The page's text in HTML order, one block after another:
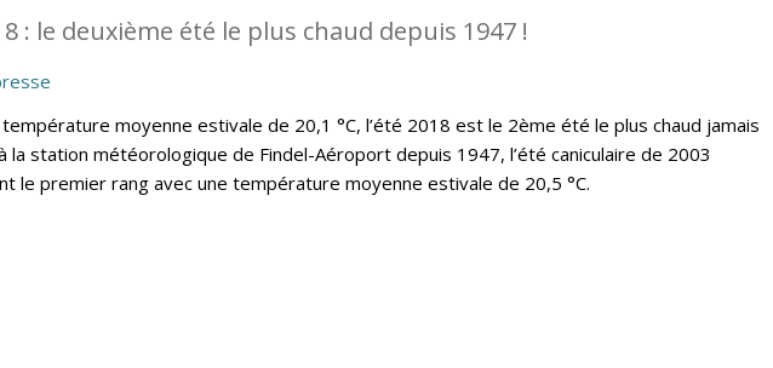
: le deuxième été le plus chaud depuis 1947 !
moyenne estivale de 20,1 °C, l’été 2018 est le 2ème été le plus chaud jamais
la station météorologique de Findel-Aéroport depuis 1947, l’été caniculaire de 2003
le premier rang avec une température moyenne estivale de 20,5 °C.